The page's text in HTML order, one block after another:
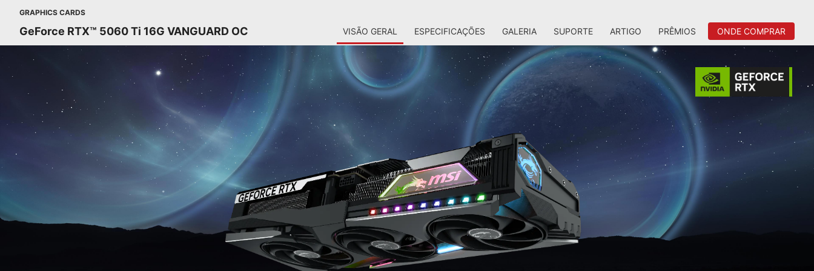
GRAPHICS CARDS
GeForce RTX™ 5060 Ti 16G VANGUARD OC VISÃO GERAL ESPECIFICAÇÕES GALERIA SUPORTE ARTIGO PRÊMIOS ONDE COMPRAR